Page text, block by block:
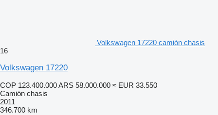
Volkswagen 17220 camión chasis
16
Volkswagen 17220
COP 123.400.000ARS 58.000.000 ≈ EUR 33.550
Camión chasis
2011
346.700 km